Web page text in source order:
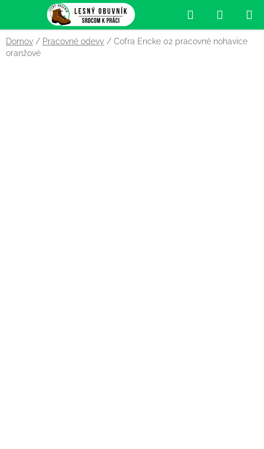
obsah
Hľadať
KOŠÍK
Domov / Pracovné odevy / Cofra Encke 02 pracovné nohavice
oranžové